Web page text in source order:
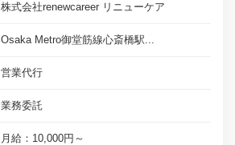
株式会社renewcareer リニューケア
Osaka Metro御堂筋線心斎橋駅...
営業代行
業務委託
月給：10,000円～